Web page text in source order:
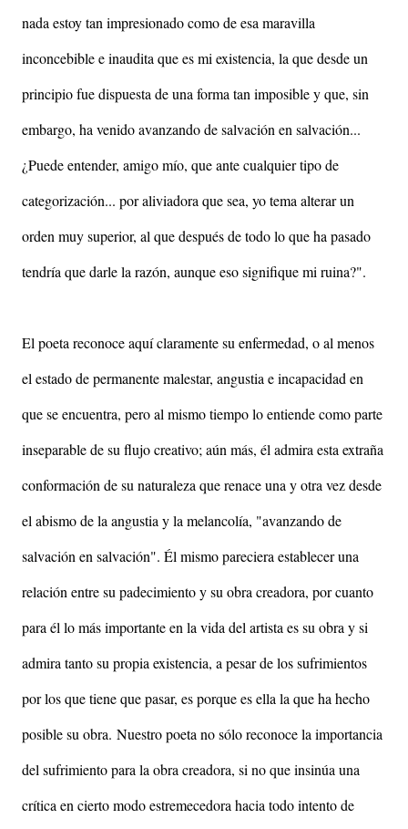
nada estoy tan impresionado como de esa maravilla
inconcebible e inaudita que es mi existencia, la que desde un
principio fue dispuesta de una forma tan imposible y que, sin
embargo, ha venido avanzando de salvación en salvación...
¿Puede entender, amigo mío, que ante cualquier tipo de
categorización... por aliviadora que sea, yo tema alterar un
orden muy superior, al que después de todo lo que ha pasado
tendría que darle la razón, aunque eso signifique mi ruina?".
El poeta reconoce aquí claramente su enfermedad, o al menos
el estado de permanente malestar, angustia e incapacidad en
que se encuentra, pero al mismo tiempo lo entiende como parte
inseparable de su flujo creativo; aún más, él admira esta extraña
conformación de su naturaleza que renace una y otra vez desde
el abismo de la angustia y la melancolía, "avanzando de
salvación en salvación". Él mismo pareciera establecer una
relación entre su padecimiento y su obra creadora, por cuanto
para él lo más importante en la vida del artista es su obra y si
admira tanto su propia existencia, a pesar de los sufrimientos
por los que tiene que pasar, es porque es ella la que ha hecho
posible su obra. Nuestro poeta no sólo reconoce la importancia
del sufrimiento para la obra creadora, si no que insinúa una
crítica en cierto modo estremecedora hacia todo intento de